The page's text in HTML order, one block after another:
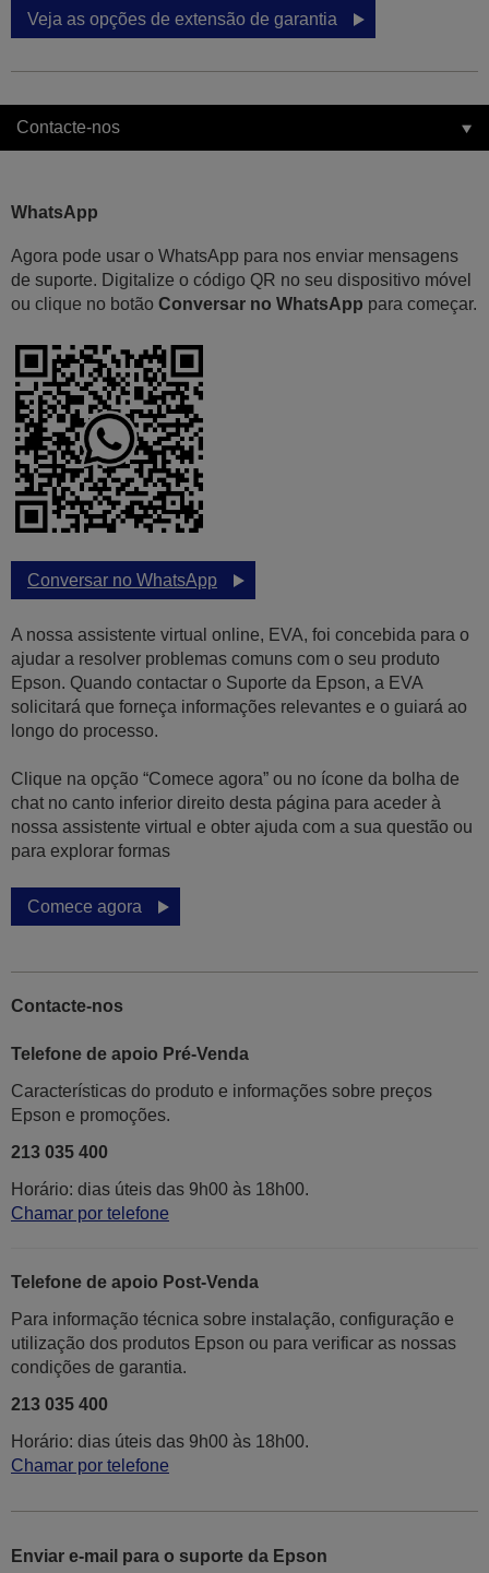
Veja as opções de extensão de garantia
Contacte-nos
WhatsApp
Agora pode usar o WhatsApp para nos enviar mensagens
de suporte. Digitalize o código QR no seu dispositivo móvel
ou clique no botão Conversar no WhatsApp para começar.
Conversar no WhatsApp
A nossa assistente virtual online, EVA, foi concebida para o
ajudar a resolver problemas comuns com o seu produto
Epson. Quando contactar o Suporte da Epson, a EVA
solicitará que forneça informações relevantes e o guiará ao
longo do processo.
Clique na opção “Comece agora” ou no ícone da bolha de
chat no canto inferior direito desta página para aceder à
nossa assistente virtual e obter ajuda com a sua questão ou
para explorar formas
Comece agora
Contacte-nos
Telefone de apoio Pré-Venda
Características do produto e informações sobre preços
Epson e promoções.
213 035 400
Horário: dias úteis das 9h00 às 18h00.
Chamar por telefone
Telefone de apoio Post-Venda
Para informação técnica sobre instalação, configuração e
utilização dos produtos Epson ou para verificar as nossas
condições de garantia.
213 035 400
Horário: dias úteis das 9h00 às 18h00.
Chamar por telefone
Enviar e-mail para o suporte da Epson